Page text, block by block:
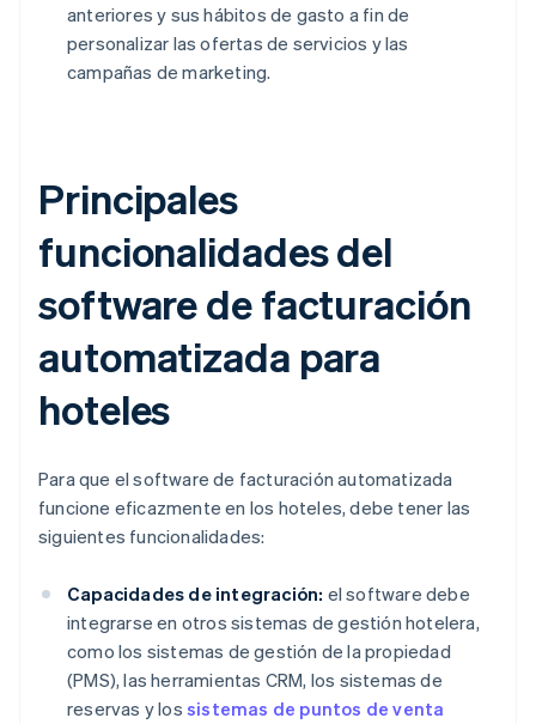
anteriores y sus hábitos de gasto a fin de
personalizar las ofertas de servicios y las
campañas de marketing.
Principales
funcionalidades del
software de facturación
automatizada para
hoteles
Para que el software de facturación automatizada
funcione eficazmente en los hoteles, debe tener las
siguientes funcionalidades:
Capacidades de integración: el software debe
integrarse en otros sistemas de gestión hotelera,
como los sistemas de gestión de la propiedad
(PMS), las herramientas CRM, los sistemas de
reservas y los sistemas de puntos de venta